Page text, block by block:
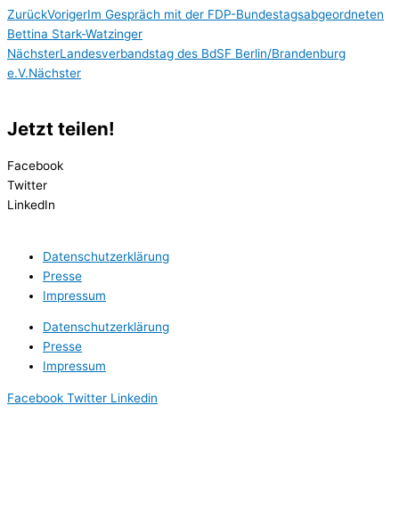
ZurückVorigerIm Gespräch mit der FDP-Bundestagsabgeordneten
Bettina Stark-Watzinger
NächsterLandesverbandstag des BdSF Berlin/Brandenburg
e.V.Nächster
Jetzt teilen!
Facebook
Twitter
LinkedIn
Datenschutzerklärung
Presse
Impressum
Datenschutzerklärung
Presse
Impressum
Facebook Twitter Linkedin